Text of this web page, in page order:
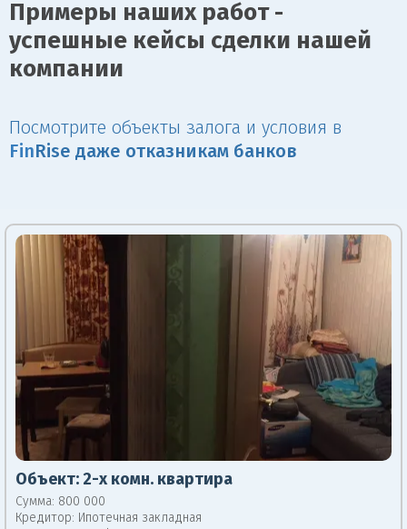
Примеры наших работ -
успешные кейсы сделки нашей
компании
Посмотрите объекты залога и условия в
Fin Rise даже отказникам банков
Объект: 2-х комн. квартира
Сумма: 800 000
Кредитор: Ипотечная закладная